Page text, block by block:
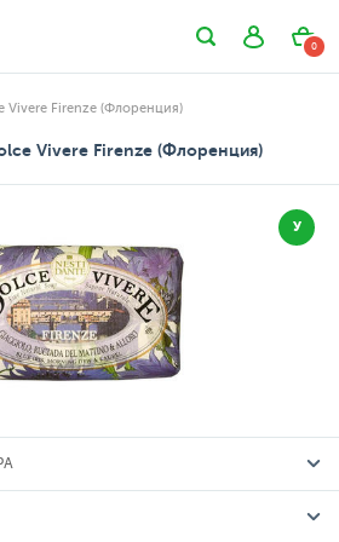
0
Vivere Firenze (Флоренция)
Vivere Firenze (Флоренция)
У